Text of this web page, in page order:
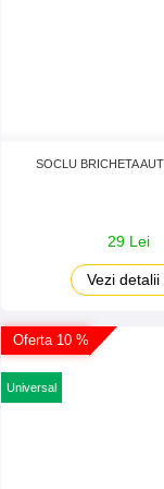
SOCLU BRICHETA
29 Lei
Vezi detalii
Oferta 10 %
Universal